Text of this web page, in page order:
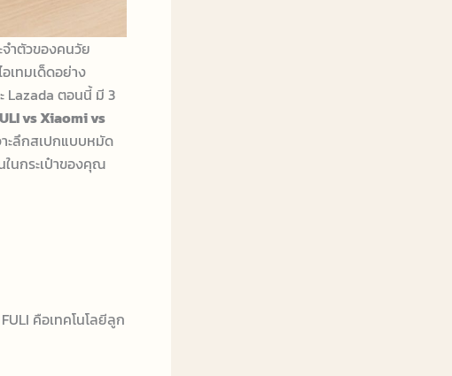
ำตัวของคนวัย
เทมเด็ดอย่าง
Lazada ตอนนี้ มี 3
vs Xiaomi vs
ะลึกสเปกแบบหมัด
นกระเป๋าของคุณ
คือเทคโนโลยีลูก